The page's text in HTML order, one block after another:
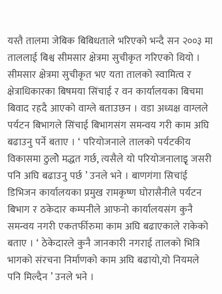
यस्तै तालमा जेबिक बिबिधताले भरिएको भन्दै सन २००३ मा
ताललाई बिश्व सीमसार क्षेत्रमा सुचीकृत गरिएको थियो ।
सीमसार क्षेत्रमा सुचीकृत भए यता तालको स्वामित्व र
क्षेत्राधिकारका बिषमया सिंचाई र वन कार्यालयका बिचमा
बिवाद रहदै आएको वाग्ले बताउछन । वडा अध्यक्ष वाग्लले
पर्यटन बिभागले सिंचाई बिभागसंग समन्वय गरी काम अघि
बढाउनु पर्ने बताए । ‘ परियोजनाले तालको पर्यटकीय
विकासमा ठुलोे मद्धत गर्छ, त्यसैले यो परियोजनालाइृ जसरी
पनि अघि बढाउनु पर्छ ’ उनले भने । बाणगंगा सिचांई
डिभिजन कार्यालयका प्रमुख रामकृष्ण घोरासैनीले पर्यटन
बिभाग र ठकेदार कम्पनीले आफनो कार्यालयसंग कुनै
समन्वय नगरी एकतर्फीरुमा काम अघि बढाएकाले राकेको
बताए । ‘ ठेकेदारले कुनै जानकारी नगराई तालको भित्रि
भागको संरचना निर्माणको काम अघि बढायो,यो नियमले
पनि मिल्दैन ’ उनले भने ।